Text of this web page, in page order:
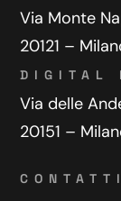
Via Monte
20121 –
DIGITAL
Via delle
20151 –
CONTATTI